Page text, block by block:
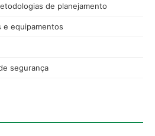
de planejamento
e equipamentos
segurança